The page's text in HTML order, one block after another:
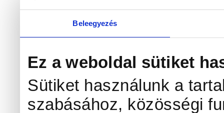
Beleegyezés
Ez a weboldal sütiket
Sütiket használunk a
szabásához, közösségi